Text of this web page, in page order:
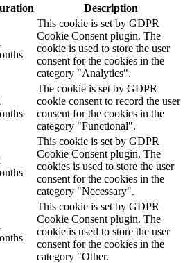
Description
This cookie is set by GDPR
Cookie Consent plugin. The
cookie is used to store the user
consent for the cookies in the
category "Analytics".
The cookie is set by GDPR
cookie consent to record the user
consent for the cookies in the
category "Functional".
This cookie is set by GDPR
Cookie Consent plugin. The
cookies is used to store the user
consent for the cookies in the
category "Necessary".
This cookie is set by GDPR
Cookie Consent plugin. The
cookie is used to store the user
consent for the cookies in the
category "Other.